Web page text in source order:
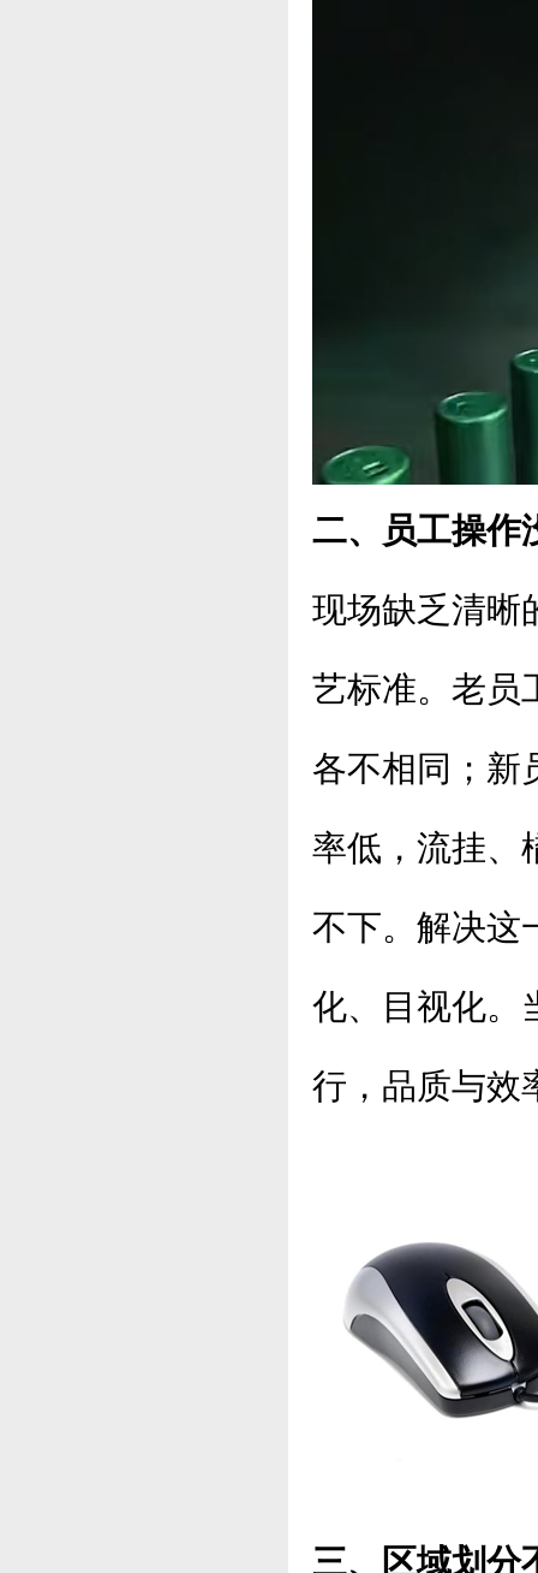
二、员工操作
现场缺乏清晰
艺标准。老
各不相同；新
率低，流挂、
不下。解决这
化、目视化。
行，品质与效
三、区域划分